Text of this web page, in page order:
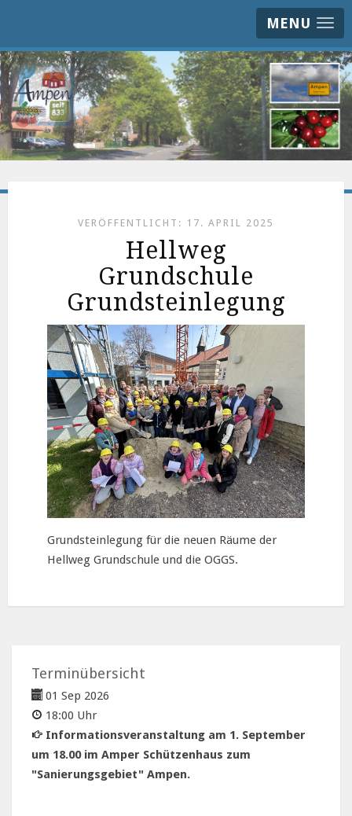
MENU
Terminübersicht
01 Sep 2026
18:00 Uhr
Informationsveranstaltung am 1. September
um 18.00 im Amper Schützenhaus zum
"Sanierungsgebiet" Ampen.
VERÖFFENTLICHT: 17. APRIL 2025
Hellweg
Grundschule
Grundsteinlegung
Grundsteinlegung für die neuen Räume der
Hellweg Grundschule und die OGGS.